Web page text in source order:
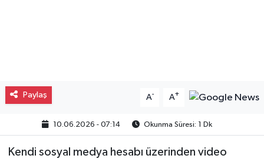
Paylaş A- A+
10.06.2026 - 07:14 Okunma Süresi: 1 Dk
Kendi sosyal medya hesabı üzerinden video